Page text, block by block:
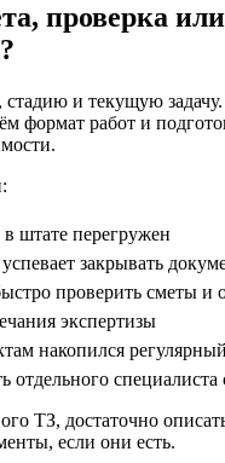
проверка
и текущую
формат работ и
в штате перегружен
закрывать
проверить сметы и
экспертизы
накопился
отдельного
ТЗ, достаточно
если они есть.